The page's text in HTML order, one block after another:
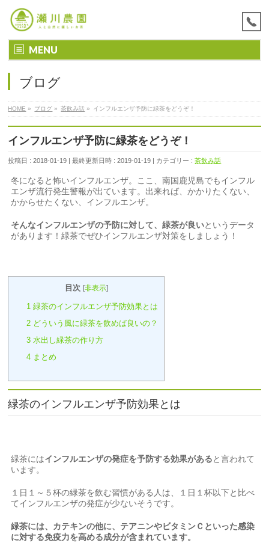
MENU
ブログ
HOME » ブログ » 茶飲み話 » インフルエンザ予防に緑茶をどうぞ！
インフルエンザ予防に緑茶をどうぞ！
投稿日 : 2018-01-19 最終更新日時 : 2019-01-19 カテゴリー :茶飲み話
冬になると怖いインフルエンザ。ここ、南国鹿児島でもインフル
エンザ流行発生警報が出ています。出来れば、かかりたくない、
かからせたくない、インフルエンザ。
そんなインフルエンザの予防に対して、緑茶が良いというデータ
があります！緑茶でぜひインフルエンザ対策をしましょう！
目次 [非表示]
1 緑茶のインフルエンザ予防効果とは
2 どういう風に緑茶を飲めば良いの？
3 水出し緑茶の作り方
4 まとめ
緑茶のインフルエンザ予防効果とは
緑茶にはインフルエンザの発症を予防する効果があると言われて
います。
１日１～５杯の緑茶を飲む習慣がある人は、１日１杯以下と比べ
てインフルエンザの発症が少ないそうです。
緑茶には、カテキンの他に、テアニンやビタミンＣといった感染
に対する免疫力を高める成分が含まれています。